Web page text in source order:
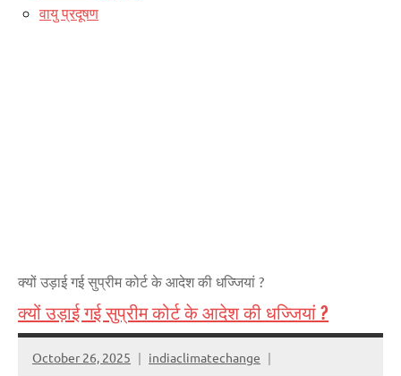
वायु प्रदूषण
क्यों उड़ाई गई सुप्रीम कोर्ट के आदेश की धज्जियां ?
क्यों उड़ाई गई सुप्रीम कोर्ट के आदेश की धज्जियां ?
October 26, 2025 indiaclimatechange